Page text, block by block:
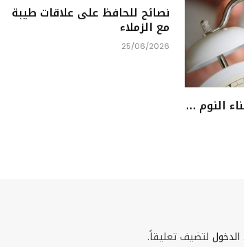
النوم …
نصائح للحافظ على علاقات طيبة
مع الزملاء
25/06/2026
لتضيف تعليقاً.